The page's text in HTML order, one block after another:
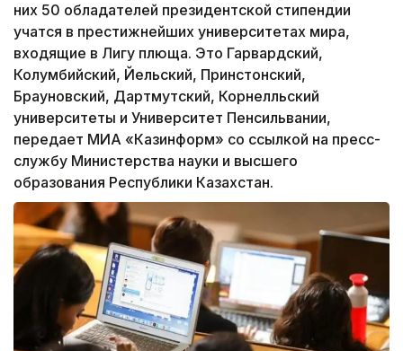
них 50 обладателей президентской стипендии
учатся в престижнейших университетах мира,
входящие в Лигу плюща. Это Гарвардский,
Колумбийский, Йельский, Принстонский,
Брауновский, Дартмутский, Корнелльский
университеты и Университет Пенсильвании,
передает МИА «Казинформ» со ссылкой на пресс-
службу Министерства науки и высшего
образования Республики Казахстан.